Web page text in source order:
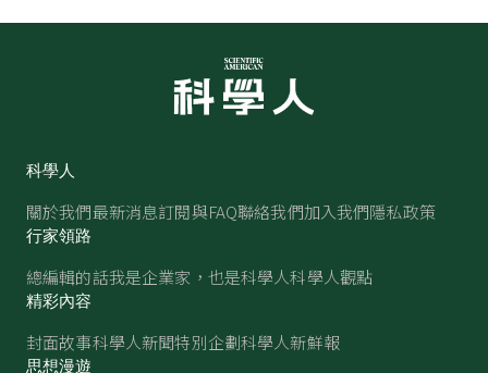
科學人
關於我們最新消息訂閱與FAQ聯絡我們加入我們隱私政策
行家領路
總編輯的話我是企業家，也是科學人科學人觀點
精彩內容
封面故事科學人新聞特別企劃科學人新鮮報
思想漫遊